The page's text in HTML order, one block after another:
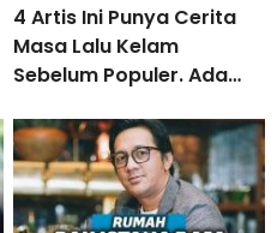
4 Artis Ini Punya Cerita
Masa Lalu Kelam
Sebelum Populer. Ada